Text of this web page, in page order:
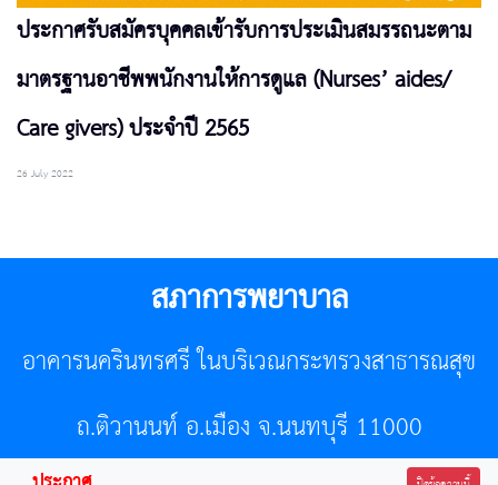
ประกาศรับสมัครบุคคลเข้ารับการประเมินสมรรถนะตาม
มาตรฐานอาชีพพนักงานให้การดูแล (Nurses’ aides/
Care givers) ประจำปี 2565
26 July 2022
สภาการพยาบาล
อาคารนครินทรศรี ในบริเวณกระทรวงสาธารณสุข
ถ.ติวานนท์ อ.เมือง จ.นนทบุรี 11000